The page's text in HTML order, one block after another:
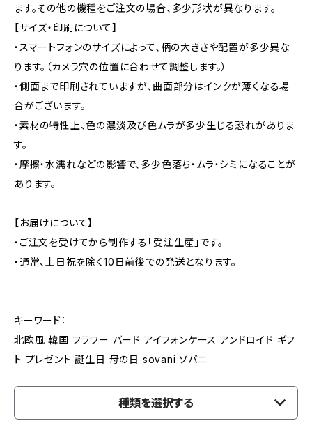
ます。その他の機種をご注文の場合、多少形状が異なります。
【サイズ・印刷について】
・スマートフォンのサイズによって、柄の大きさや配置が多少異な
ります。（カメラ穴の位置に合わせて調整します。）
・側面まで印刷されていますが、曲面部分はインクが薄くなる場
合がございます。
・素材の特性上、色の濃淡及び色ムラが多少生じる恐れがありま
す。
・摩擦・水濡れなどの影響で、多少色落ち・ムラ・シミになることが
あります。
【お届けについて】
・ご注文を受けてから制作する「受注生産」です。
・通常、土日祝を除く10日前後での発送となります。
キーワード：
北欧風 韓国 フラワー バード アイフォンケース アンドロイド ギフ
ト プレゼント 誕生日 母の日 sovani ソバニ
種類を選択する